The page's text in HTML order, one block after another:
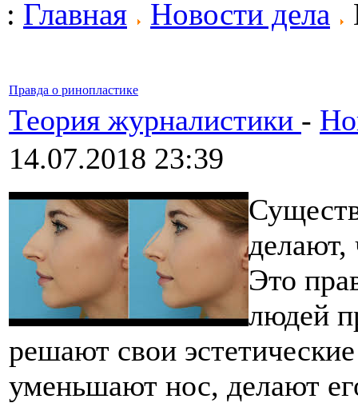
: Главная Новости дела
Правда о ринопластике
Теория журналистики -
14.07.2018 23:39
Это
людей
решают свои
уменьшают нос, делают